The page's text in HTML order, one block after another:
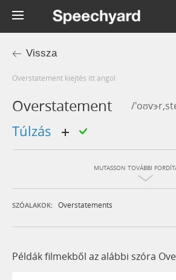
Vissza
overstatement kiejtés itt angol
Overstatement /
túlzás
MUTASSON TOVÁBBI
SZÓALAKOK: Overstatements
Példák filmekből az alábbi szóra